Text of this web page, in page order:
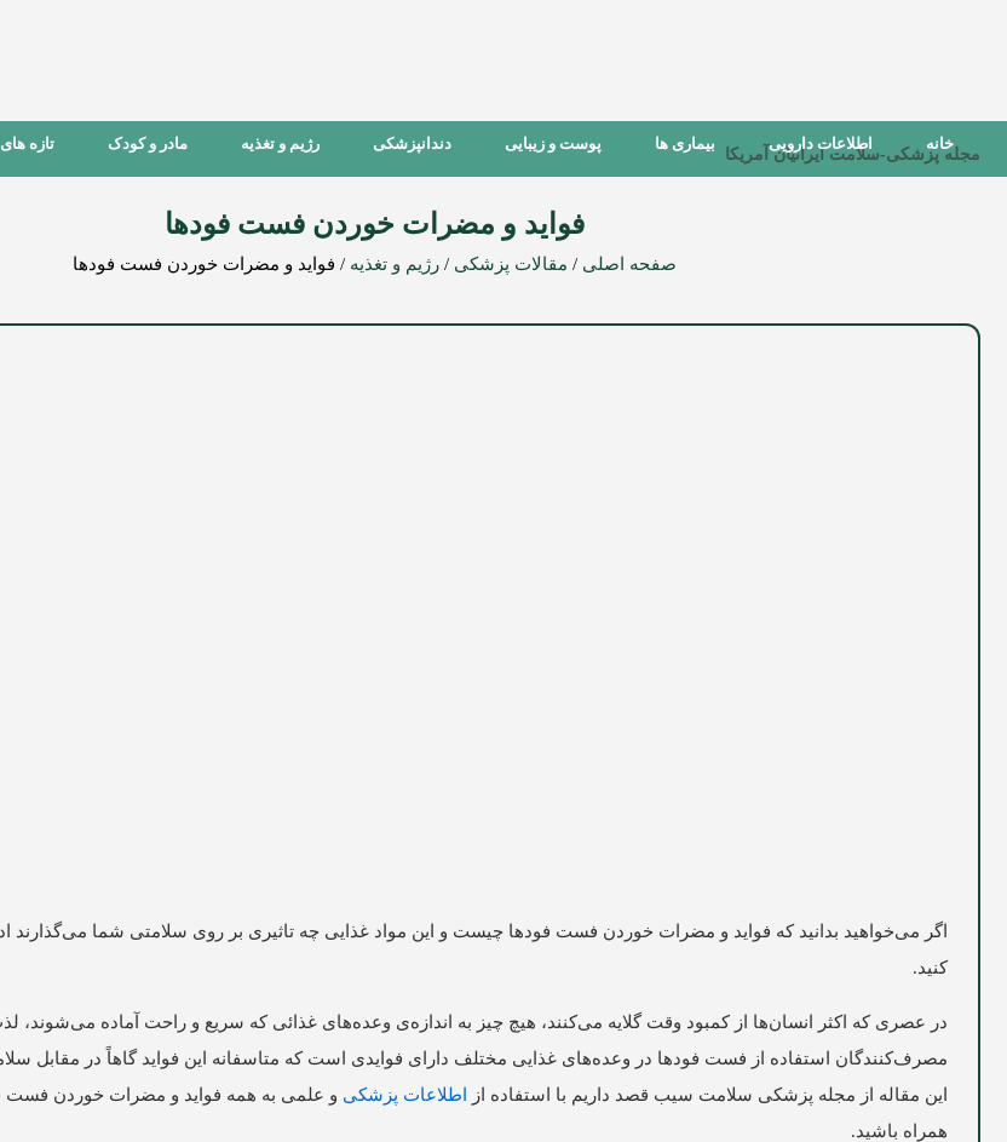
مجله پزشکی-سلامت ایرانیان آمریکا
خانه اطلاعات دارویی بیماری ها پوست و زیبایی دندانپزشکی رژیم و تغذیه مادر و کودک تازه
فواید و مضرات خوردن فست فودها
صفحه اصلی / مقالات پزشکی / رژیم و تغذیه / فواید و مضرات خوردن فست فودها
اگر می‌خواهید بدانید که فواید و مضرات خوردن فست فودها چیست و این مواد غذایی چه تاثیری بر روی سلامتی شما می‌گذارند
کنید.
در عصری که اکثر انسان‌‌ها از کمبود وقت گلایه می‌‌کنند، هیچ چیز به اندازه‌‌ی وعده‌‌های غذائی که سریع و راحت آماده می‌‌شوند،
مصرف‌‌کنندگان استفاده از فست فودها در وعده‌‌های غذایی مختلف دارای فوایدی است که متاسفانه این فواید گاهاً در مقابل
این مقاله از مجله پزشکی سلامت سیب قصد داریم با استفاده از
اطلاعات پزشکی و علمی به همه فواید و مضرات خوردن فست
همراه باشید.